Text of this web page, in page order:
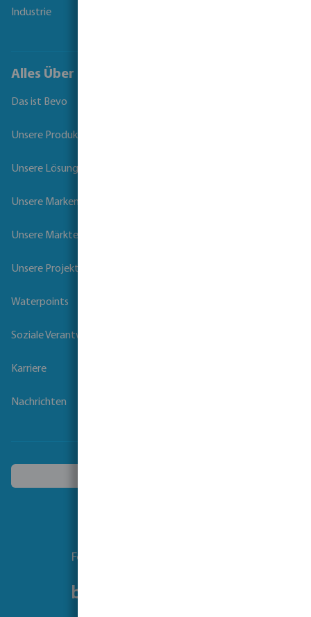
Industrie
Alles Über Bevo
Das ist Bevo
Unsere Produkte
Unsere Lösungen
Unsere Marken
Unsere Märkte
Unsere Projekte
Waterpoints
Soziale Verantwortung der Unternehmen
Karriere
Nachrichten
Folgen Sie uns